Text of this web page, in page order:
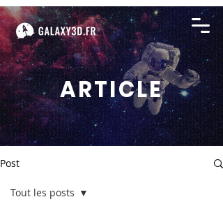
ARTICLE
Post
Tout les posts